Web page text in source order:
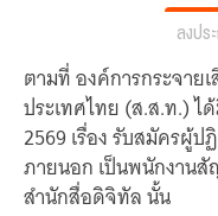
Thai PBS
เว็บไซต์บริการ
C-SITE
เพราะพลังก
ลงปร
ตามที่ องค์การกระจาย
ประเทศไทย (ส.ส.ท.)
2569 เรื่อง รับสมัครผู้
ภายนอก เป็นพนักงานสั
สำนักสื่อดิจิทัล นั้น